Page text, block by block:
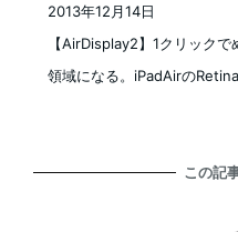
【AirDisplay2】1クリック
領域になる。iPadAirの
投稿日
2013年12月14日
この記